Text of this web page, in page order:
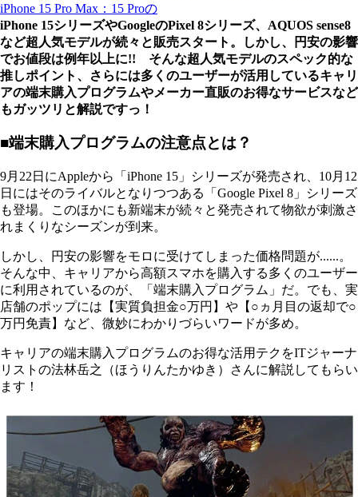
iPhone 15 Pro Max：15 Proの
iPhone 15シリーズやGoogleのPixel 8シリーズ、AQUOS sense8
など超人気モデルが続々と販売スタート。しかし、円安の影響
でお値段は例年以上に!! そんな超人気モデルのスペック的な
推しポイント、さらには多くのユーザーが活用しているキャリ
アの端末購入プログラムやメーカー直販のお得なサービスなど
もガッツリと解説ですっ！
■端末購入プログラムの注意点とは？
9月22日にAppleから「iPhone 15」シリーズが発売され、10月12
日にはそのライバルとなりつつある「Google Pixel 8」シリーズ
も登場。このほかにも新端末が続々と発売されて物欲が刺激さ
れまくりなシーズンが到来。
しかし、円安の影響をモロに受けてしまった価格問題が......。
そんな中、キャリアから高額スマホを購入する多くのユーザー
に利用されているのが、「端末購入プログラム」だ。でも、実
店舗のポップには【実質負担金○万円】や【○ヵ月目の返却で○
万円免責】など、微妙にわかりづらいワードが多め。
キャリアの端末購入プログラムのお得な活用テクをITジャーナ
リストの法林岳之（ほうりんたかゆき）さんに解説してもらい
ます！